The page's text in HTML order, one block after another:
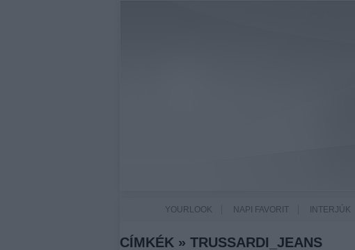
YOURLOOK NAPI FAVORIT INTERJÚK
CÍMKÉK » TRUSSARDI_JEANS